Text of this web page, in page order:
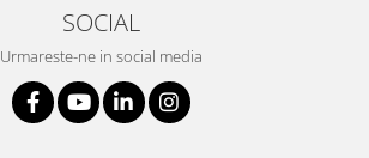
SOCIAL
Urmareste-ne in social media